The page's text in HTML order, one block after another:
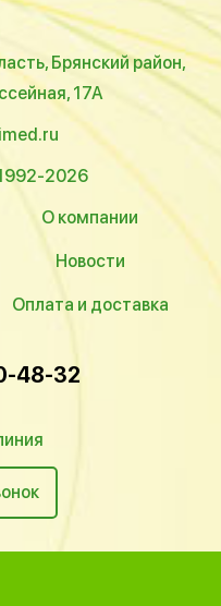
Брянский район,
17А
2026
О компании
Новости
Оплата и доставка
48-32